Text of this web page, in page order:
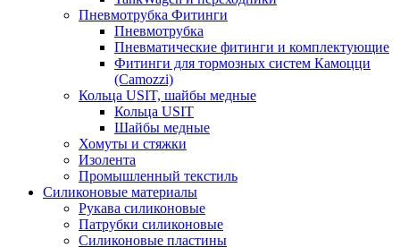
Пневмотрубка Фитинги
Пневмотрубка
Пневматические фитинги и комплектующие
Фитинги для тормозных систем Камоцци
(Camozzi)
Кольца USIT, шайбы медные
Кольца USIT
Шайбы медные
Хомуты и стяжки
Изолента
Промышленный текстиль
Силиконовые материалы
Рукава силиконовые
Патрубки силиконовые
Силиконовые пластины